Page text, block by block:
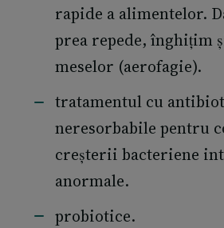
rapide a alimentelor.
prea repede, înghițim
meselor (aerofagie).
tratamentul cu
neresorbabile pentru
creșterii bacteriene
anormale.
probiotice.